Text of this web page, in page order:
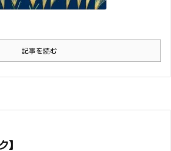
記事を読む
】